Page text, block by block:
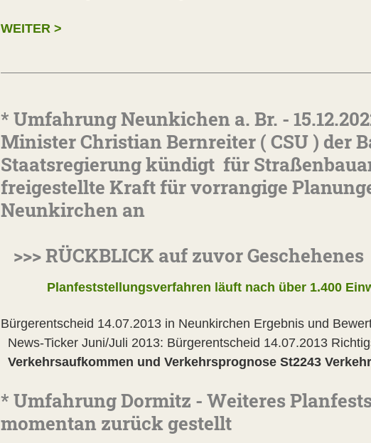
WEITER >
* Umfahrung Neunkichen a. Br. -
Minister Christian Bernreiter ( CSU ) der
Staatsregierung kündigt für
freigestellte Kraft für vorrangige
Neunkirchen an
>>> RÜCKBLICK auf zuvor Geschehenes
Planfeststellungsverfahren läuft nach über 1.400
Bürgerentscheid 14.07.2013 in Neunkirchen Ergebnis und
News-Ticker Juni/Juli 2013: Bürgerentscheid 14.07.2013
Verkehrsaufkommen und Verkehrsprognose St2243
* Umfahrung Dormitz - Weiteres
momentan zurück gestellt